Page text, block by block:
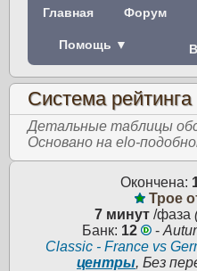
Главная Форум
Помощь ▼
Система рейтинга
Детальные таблицы
Основано на elo-
Окончена:
Трое
7 минут/фаза
Банк: 12 -
Classic - France vs
центры, Без